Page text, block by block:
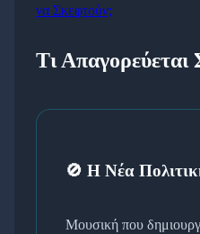
να Σκεφτούν;
Τι Απαγορεύεται
🚫 Η Νέα
Μουσική που